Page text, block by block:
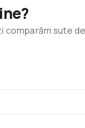
sute